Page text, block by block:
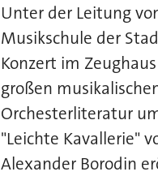
Unter der Leitung
Musikschule der
Konzert im
großen
Orchesterliteratur
"Leichte Kavallerie"
Alexander Borodin